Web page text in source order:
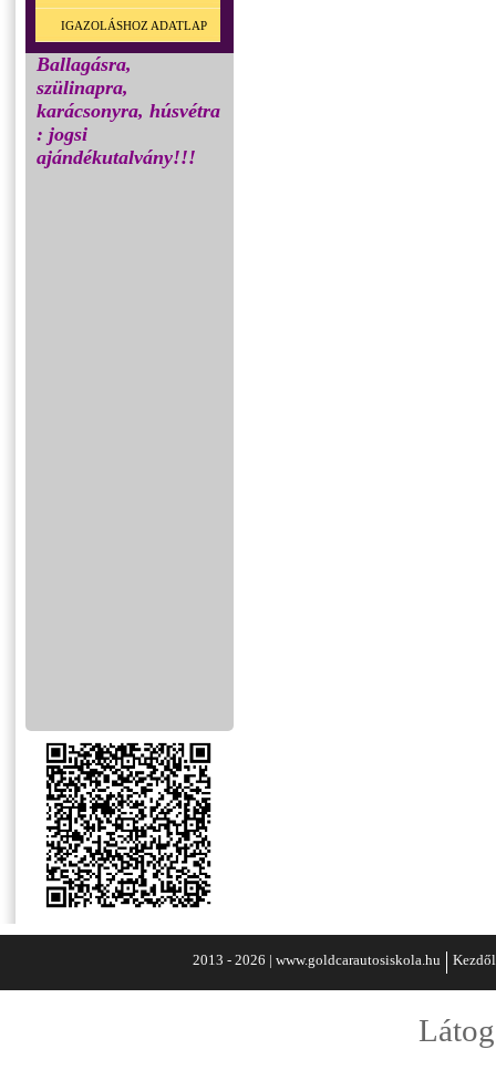
IGAZOLÁSHOZ ADATLAP
Ballagásra,
szülinapra,
karácsonyra, húsvétra
: jogsi
ajándékutalvány!!!
2013 - 2026 | www.goldcarautosiskola.hu